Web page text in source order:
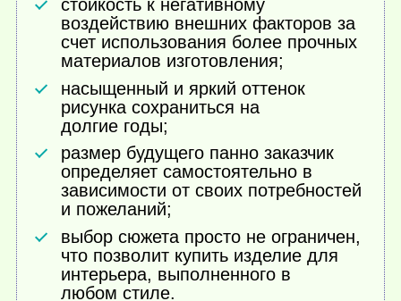
стойкость к негативному
воздействию внешних факторов за
счет использования более прочных
материалов изготовления;
насыщенный и яркий оттенок
рисунка сохраниться на
долгие годы;
размер будущего панно заказчик
определяет самостоятельно в
зависимости от своих потребностей
и пожеланий;
выбор сюжета просто не ограничен,
что позволит купить изделие для
интерьера, выполненного в
любом стиле.